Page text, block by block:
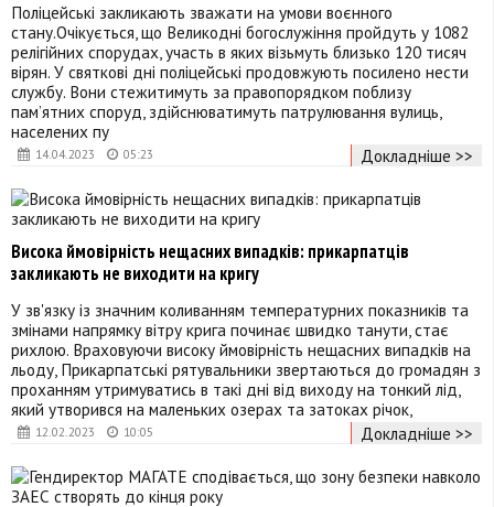
14.04.2023 05:23
Поліцейські закликають зважати на умови воєнного
стану.Очікується, що Великодні богослужіння пройдуть у 1082
релігійних спорудах, участь в яких візьмуть близько 120 тисяч
вірян. У святкові дні поліцейські продовжують посилено нести
службу. Вони стежитимуть за правопорядком поблизу
пам’ятних споруд, здійснюватимуть патрулювання вулиць,
населених пу
Докладніше >>
12.02.2023 10:05
Висока ймовірність нещасних випадків: прикарпатців
закликають не виходити на кригу
У зв'язку із значним коливанням температурних показників та
змінами напрямку вітру крига починає швидко танути, стає
рихлою. Враховуючи високу ймовірність нещасних випадків на
льоду, Прикарпатські рятувальники звертаються до громадян з
проханням утримуватись в такі дні від виходу на тонкий лід,
який утворився на маленьких озерах та затоках річок,
Докладніше >>